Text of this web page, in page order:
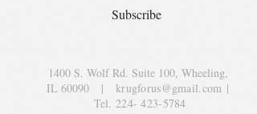
Subscribe
1400 S. Wolf Rd. Suite 100, Wheeling,
IL 60090 | krugforus@gmail.com |
Tel.224- 423-5784